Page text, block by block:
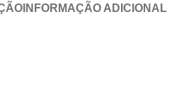
INFORMAÇÃO ADICIONAL